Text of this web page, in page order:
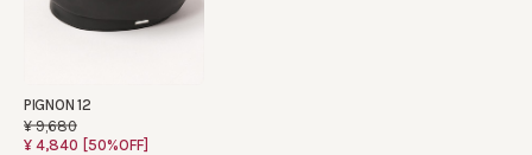
PIGNON 12
¥9,680
¥4,840 [50%OFF]